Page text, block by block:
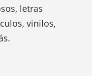
letras
vinilos,